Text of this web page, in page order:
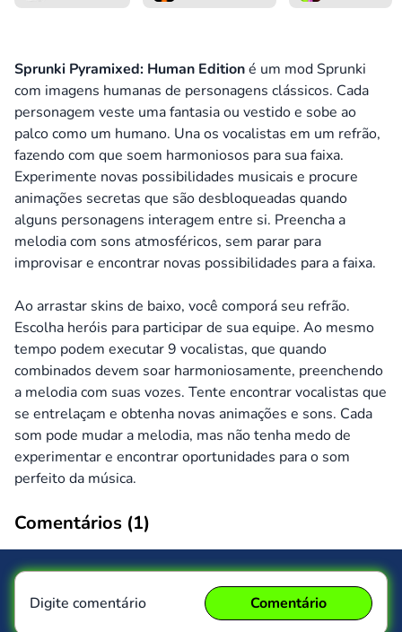
Sprunki Pyramixed: Human Editioné um mod Sprunki
com imagens humanas de personagens clássicos. Cada
personagem veste uma fantasia ou vestido e sobe ao
palco como um humano. Una os vocalistas em um refrão,
fazendo com que soem harmoniosos para sua faixa.
Experimente novas possibilidades musicais e procure
animações secretas que são desbloqueadas quando
alguns personagens interagem entre si. Preencha a
melodia com sons atmosféricos, sem parar para
improvisar e encontrar novas possibilidades para a faixa.
Ao arrastar skins de baixo, você comporá seu refrão.
Escolha heróis para participar de sua equipe. Ao mesmo
tempo podem executar 9 vocalistas, que quando
combinados devem soar harmoniosamente, preenchendo
a melodia com suas vozes. Tente encontrar vocalistas que
se entrelaçam e obtenha novas animações e sons. Cada
som pode mudar a melodia, mas não tenha medo de
experimentar e encontrar oportunidades para o som
perfeito da música.
Comentários (1)
Digite comentário Comentário